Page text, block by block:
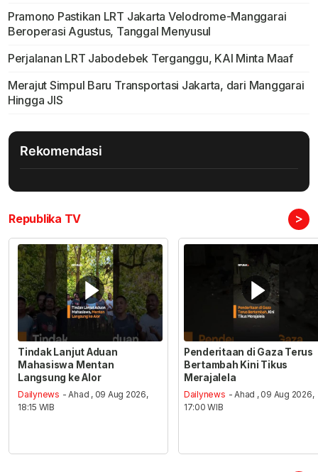
Pramono Pastikan LRT Jakarta Velodrome-Manggarai
Beroperasi Agustus, Tanggal Menyusul
Perjalanan LRT Jabodebek Terganggu, KAI Minta Maaf
Merajut Simpul Baru Transportasi Jakarta, dari Manggarai
Hingga JIS
Rekomendasi
Republika TV >
Tindak Lanjut Aduan
Mahasiswa Mentan
Langsung ke Alor
Dailynews - Ahad , 09 Aug 2026,
18:15 WIB
Penderitaan di Gaza Terus
Bertambah Kini Tikus
Merajalela
Dailynews - Ahad , 09 Aug 2026,
17:00 WIB